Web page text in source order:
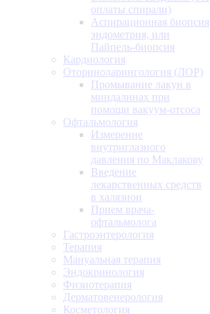
оплаты спирали)
Аспирационная биопсия
эндометрия, или
Пайпель-биопсия
Кардиология
Оториноларингология (ЛОР)
Промывание лакун в
миндалинах при
помощи вакуум-отсоса
Офтальмология
Измерение
внутриглазного
давления по Маклакову
Введение
лекарственных средств
в халязион
Прием врача-
офтальмолога
Гастроэнтерология
Терапия
Мануальная терапия
Эндокринология
Физиотерапия
Дерматовенерология
Косметология